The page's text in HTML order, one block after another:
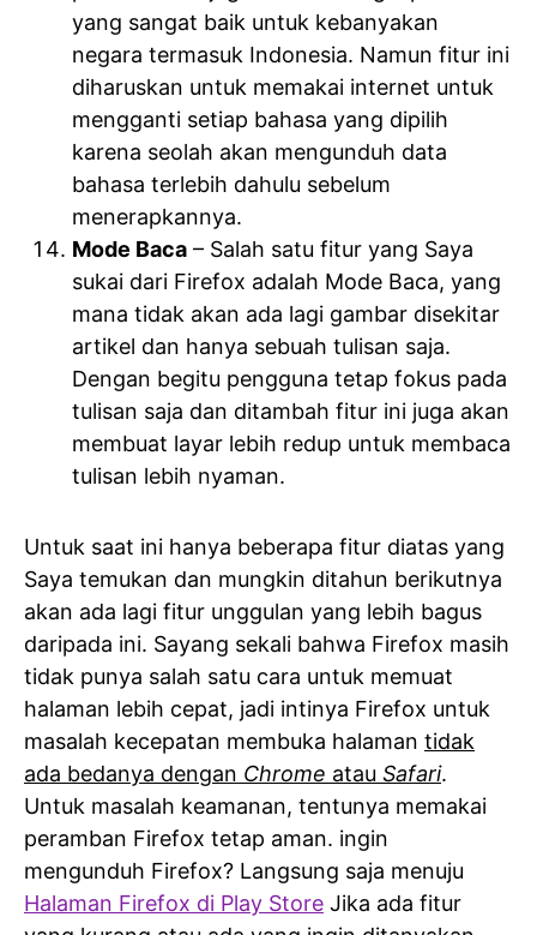
yang sangat baik untuk kebanyakan
negara termasuk Indonesia. Namun fitur ini
diharuskan untuk memakai internet untuk
mengganti setiap bahasa yang dipilih
karena seolah akan mengunduh data
bahasa terlebih dahulu sebelum
menerapkannya.
Mode Baca – Salah satu fitur yang Saya
sukai dari Firefox adalah Mode Baca, yang
mana tidak akan ada lagi gambar disekitar
artikel dan hanya sebuah tulisan saja.
Dengan begitu pengguna tetap fokus pada
tulisan saja dan ditambah fitur ini juga akan
membuat layar lebih redup untuk membaca
tulisan lebih nyaman.
Untuk saat ini hanya beberapa fitur diatas yang
Saya temukan dan mungkin ditahun berikutnya
akan ada lagi fitur unggulan yang lebih bagus
daripada ini. Sayang sekali bahwa Firefox masih
tidak punya salah satu cara untuk memuat
halaman lebih cepat, jadi intinya Firefox untuk
masalah kecepatan membuka halaman tidak
ada bedanya dengan Chrome atau Safari.
Untuk masalah keamanan, tentunya memakai
peramban Firefox tetap aman. ingin
mengunduh Firefox? Langsung saja menuju
Halaman Firefox di Play Store Jika ada fitur